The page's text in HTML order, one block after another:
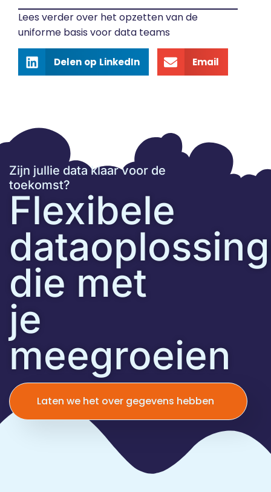
Lees verder over het opzetten van de
uniforme basis voor data teams
Delen op LinkedIn Email
Zijn jullie data klaar voor de
toekomst?
Flexibele
die met
je
meegroeien
Laten we het over gegevens hebben